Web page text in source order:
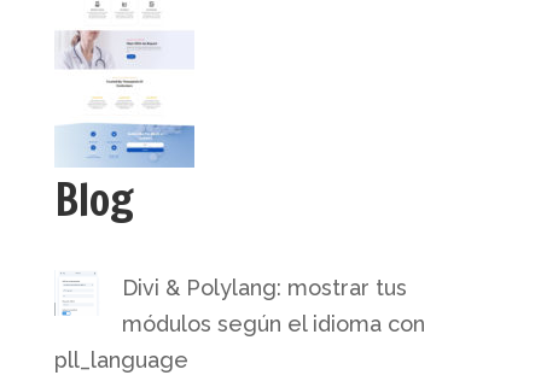
Blog
Divi & Polylang: mostrar tus
módulos según el idioma con
pll_language